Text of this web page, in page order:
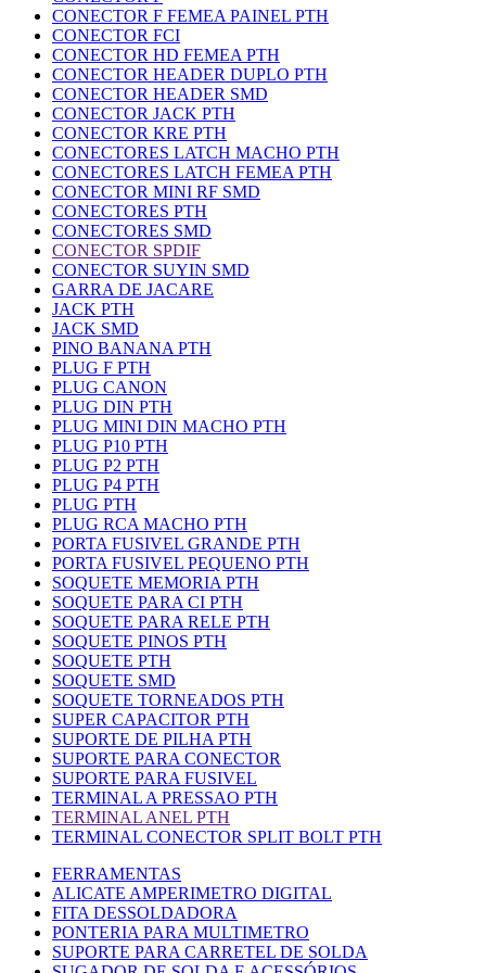
CONECTOR F FEMEA PAINEL PTH
CONECTOR FCI
CONECTOR HD FEMEA PTH
CONECTOR HEADER DUPLO PTH
CONECTOR HEADER SMD
CONECTOR JACK PTH
CONECTOR KRE PTH
CONECTORES LATCH MACHO PTH
CONECTORES LATCH FEMEA PTH
CONECTOR MINI RF SMD
CONECTORES PTH
CONECTORES SMD
CONECTOR SPDIF
CONECTOR SUYIN SMD
GARRA DE JACARE
JACK PTH
JACK SMD
PINO BANANA PTH
PLUG F PTH
PLUG CANON
PLUG DIN PTH
PLUG MINI DIN MACHO PTH
PLUG P10 PTH
PLUG P2 PTH
PLUG P4 PTH
PLUG PTH
PLUG RCA MACHO PTH
PORTA FUSIVEL GRANDE PTH
PORTA FUSIVEL PEQUENO PTH
SOQUETE MEMORIA PTH
SOQUETE PARA CI PTH
SOQUETE PARA RELE PTH
SOQUETE PINOS PTH
SOQUETE PTH
SOQUETE SMD
SOQUETE TORNEADOS PTH
SUPER CAPACITOR PTH
SUPORTE DE PILHA PTH
SUPORTE PARA CONECTOR
SUPORTE PARA FUSIVEL
TERMINAL A PRESSAO PTH
TERMINAL ANEL PTH
TERMINAL CONECTOR SPLIT BOLT PTH
FERRAMENTAS
ALICATE AMPERIMETRO DIGITAL
FITA DESSOLDADORA
PONTERIA PARA MULTIMETRO
SUPORTE PARA CARRETEL DE SOLDA